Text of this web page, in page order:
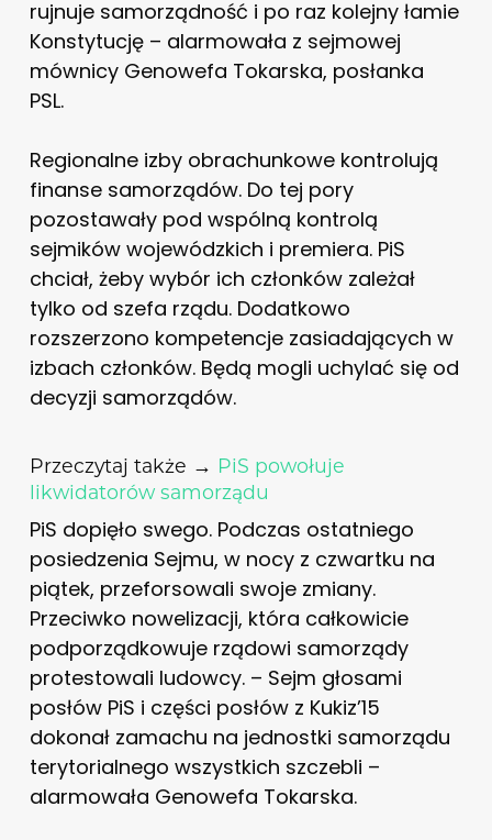
rujnuje samorządność i po raz kolejny łamie
Konstytucję – alarmowała z sejmowej
mównicy Genowefa Tokarska, posłanka
PSL.
Regionalne izby obrachunkowe kontrolują
finanse samorządów. Do tej pory
pozostawały pod wspólną kontrolą
sejmików wojewódzkich i premiera. PiS
chciał, żeby wybór ich członków zależał
tylko od szefa rządu. Dodatkowo
rozszerzono kompetencje zasiadających w
izbach członków. Będą mogli uchylać się od
decyzji samorządów.
Przeczytaj także → PiS powołuje
likwidatorów samorządu
PiS dopięło swego. Podczas ostatniego
posiedzenia Sejmu, w nocy z czwartku na
piątek, przeforsowali swoje zmiany.
Przeciwko nowelizacji, która całkowicie
podporządkowuje rządowi samorządy
protestowali ludowcy. – Sejm głosami
posłów PiS i części posłów z Kukiz’15
dokonał zamachu na jednostki samorządu
terytorialnego wszystkich szczebli –
alarmowała Genowefa Tokarska.